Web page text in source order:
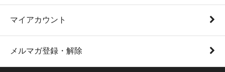
マイアカウント
メルマガ登録・解除